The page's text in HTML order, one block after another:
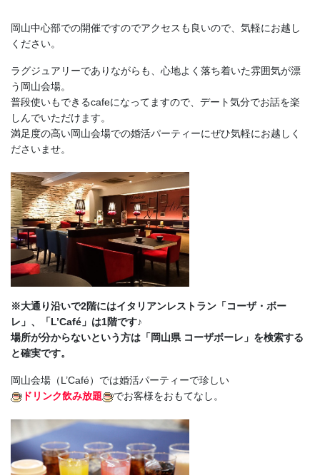
岡山中心部での開催ですのでアクセスも良いので、気軽にお越し
ください。
ラグジュアリーでありながらも、心地よく落ち着いた雰囲気が漂
う岡山会場。
普段使いもできるcafeになってますので、デート気分でお話を楽
しんでいただけます。
満足度の高い岡山会場での婚活パーティーにぜひ気軽にお越しく
ださいませ。
※大通り沿いで2階にはイタリアンレストラン「コーザ・ボー
レ」、「L’Café」は1階です♪
場所が分からないという方は「岡山県 コーザボーレ」を検索する
と確実です。
岡山会場（L’Café）では婚活パーティーで珍しい
ドリンク飲み放題
でお客様をおもてなし。